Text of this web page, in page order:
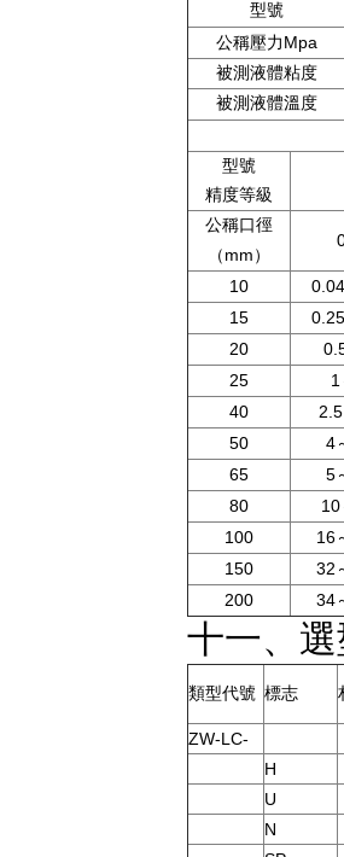
型號
公稱壓力 Mpa
被測液體粘度
被測液體溫度
型號
精度等級
公稱口徑
（ mm ）
10
0.04
15
0.25
20
25
1
40 2.5
50 4
65 5
80 10
100 16
150 32
200 34
十一
類型代號 標志
ZW-LC-
H
U
N